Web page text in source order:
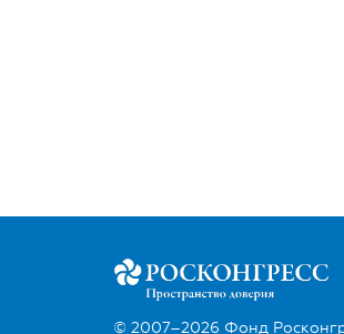
© 2007–2026 Фонд